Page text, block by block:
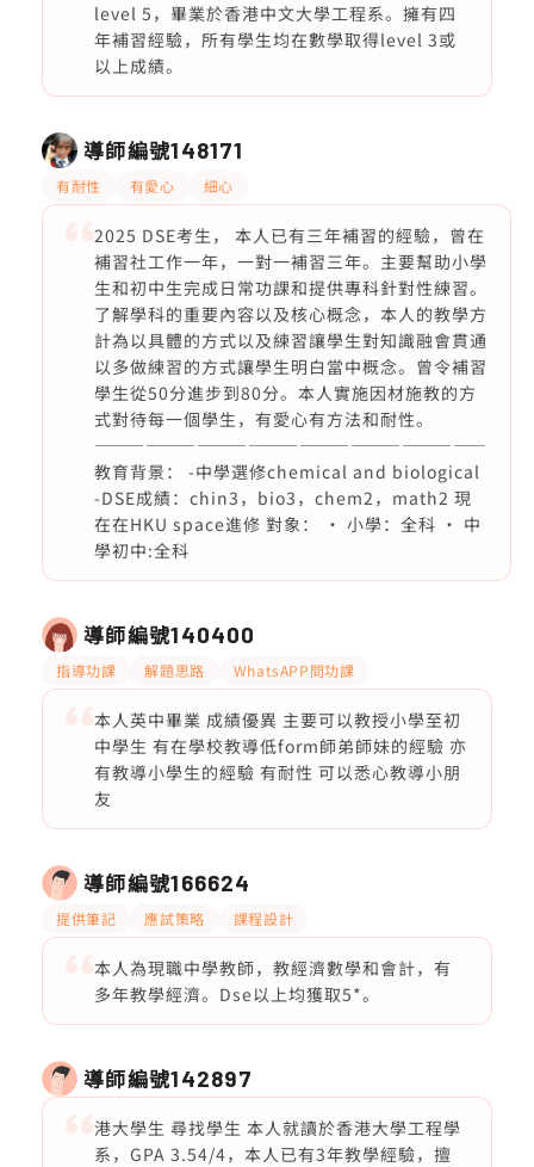
level 5，畢業於香港中文大學工程系。擁有四
年補習經驗，所有學生均在數學取得level 3或
以上成績。
導師編號148171
有耐性 有愛心 細心
2025 DSE考生， 本人已有三年補習的經驗，曾在
補習社工作一年，一對一補習三年。主要幫助小學
生和初中生完成日常功課和提供專科針對性練習。
了解學科的重要內容以及核心概念，本人的教學方
計為以具體的方式以及練習讓學生對知識融會貫通
以多做練習的方式讓學生明白當中概念。曾令補習
學生從50分進步到80分。本人實施因材施教的方
式對待每一個學生，有愛心有方法和耐性。
———————————————————————
教育背景： -中學選修chemical and biological
-DSE成績：chin3，bio3，chem2，math2 現
在在HKU space進修 對象： · 小學：全科 · 中
學初中:全科
導師編號140400
指導功課 解題思路 WhatsAPP問功課
本人英中畢業 成績優異 主要可以教授小學至初
中學生 有在學校教導低form師弟師妹的經驗 亦
有教導小學生的經驗 有耐性 可以悉心教導小朋
友
導師編號166624
提供筆記 應試策略 課程設計
本人為現職中學教師，教經濟數學和會計，有
多年教學經濟。Dse以上均獲取5*。
導師編號142897
港大學生 尋找學生 本人就讀於香港大學工程學
系，GPA 3.54/4，本人已有3年教學經驗，擅